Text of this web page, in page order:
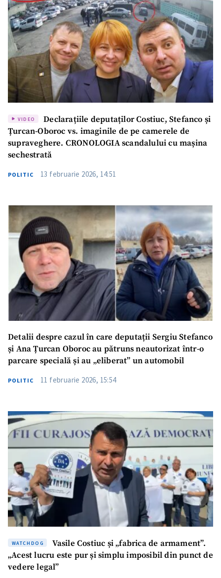
Trimite o informație
Despre ZdG
in English
на русском
VIDEO
Declarațiile deputaților Costiuc, Stefanco și
Țurcan-Oboroc vs. imaginile de pe camerele de
supraveghere. CRONOLOGIA scandalului cu mașina
sechestrată
POLITIC 13 februarie 2026, 14:51
Detalii despre cazul în care deputații Sergiu Stefanco
și Ana Țurcan Oboroc au pătruns neautorizat într-o
parcare specială și au „eliberat” un automobil
POLITIC 11 februarie 2026, 15:54
WATCHDOG
Vasile Costiuc și „fabrica de armament”.
„Acest lucru este pur și simplu imposibil din punct de
vedere legal”